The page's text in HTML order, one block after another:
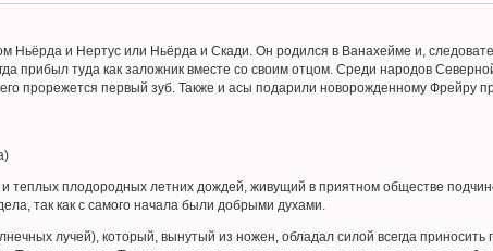
Ньёрда и Нертус или Ньёрда и Скади. Он родился в Ванахейме и,
прибыл туда как заложник вместе со своим отцом. Среди народов
прорежется первый зуб. Также и асы подарили новорожденному Фрейру
и теплых плодородных летних дождей, живущий в приятном обществе
так как с самого начала были добрыми духами.
лучей), который, вынутый из ножен, обладал силой всегда приносить